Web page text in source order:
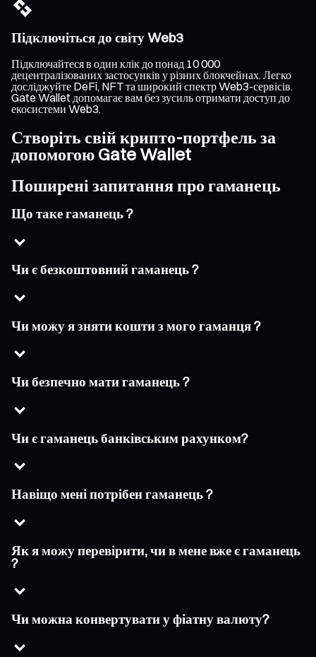
Підключіться до світу Web3
Підключайтеся в один клік до понад 10 000
децентралізованих застосунків у різних блокчейнах. Легко
досліджуйте DeFi, NFT та широкий спектр Web3-сервісів.
Gate Wallet допомагає вам без зусиль отримати доступ до
екосистеми Web3.
Створіть свій крипто-портфель за
допомогою Gate Wallet
Поширені запитання про гаманець
Що таке гаманець ?
Чи є безкоштовний гаманець ?
Чи можу я зняти кошти з мого гаманця ?
Чи безпечно мати гаманець ?
Чи є гаманець банківським рахунком?
Навіщо мені потрібен гаманець ?
Як я можу перевірити, чи в мене вже є гаманець
?
Чи можна конвертувати у фіатну валюту?